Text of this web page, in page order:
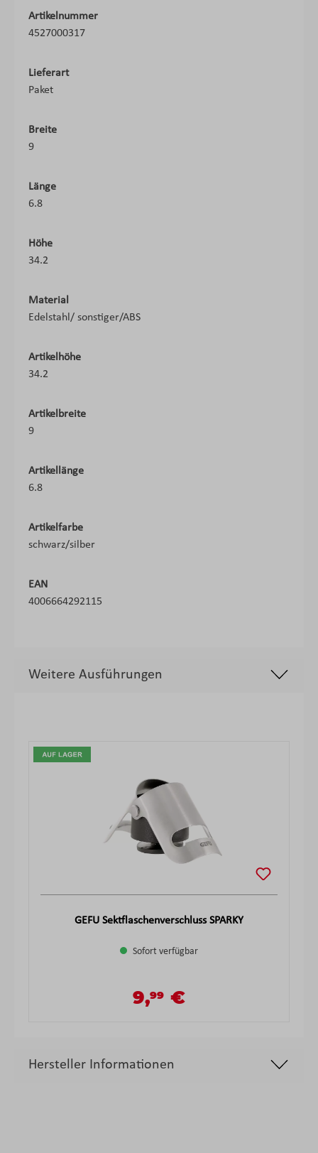
Artikelnummer
4527000317
Lieferart
Paket
Breite
9
Länge
6.8
Höhe
34.2
Material
Edelstahl/ sonstiger/ABS
Artikelhöhe
34.2
Artikelbreite
9
Artikellänge
6.8
Artikelfarbe
schwarz/silber
EAN
4006664292115
Weitere Ausführungen
GEFU Sektflaschenverschluss SPARKY
Sofort verfügbar
Regulärer Preis:
Verkaufspreis:
9,99 €
Hersteller Informationen